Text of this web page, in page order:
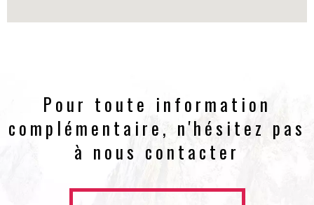
Pour toute information
complémentaire, n'hésitez pas
à nous contacter